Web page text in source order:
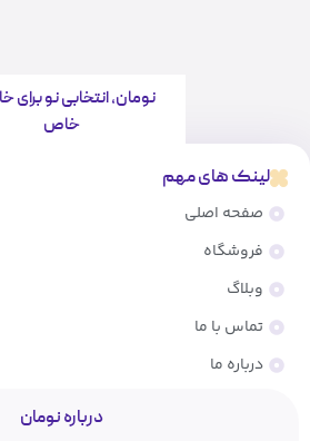
نومان، انتخابی نو برای
خاص
لینک های مهم
صفحه اصلی
فروشگاه
وبلاگ
تماس با ما
درباره ما
درباره نومان